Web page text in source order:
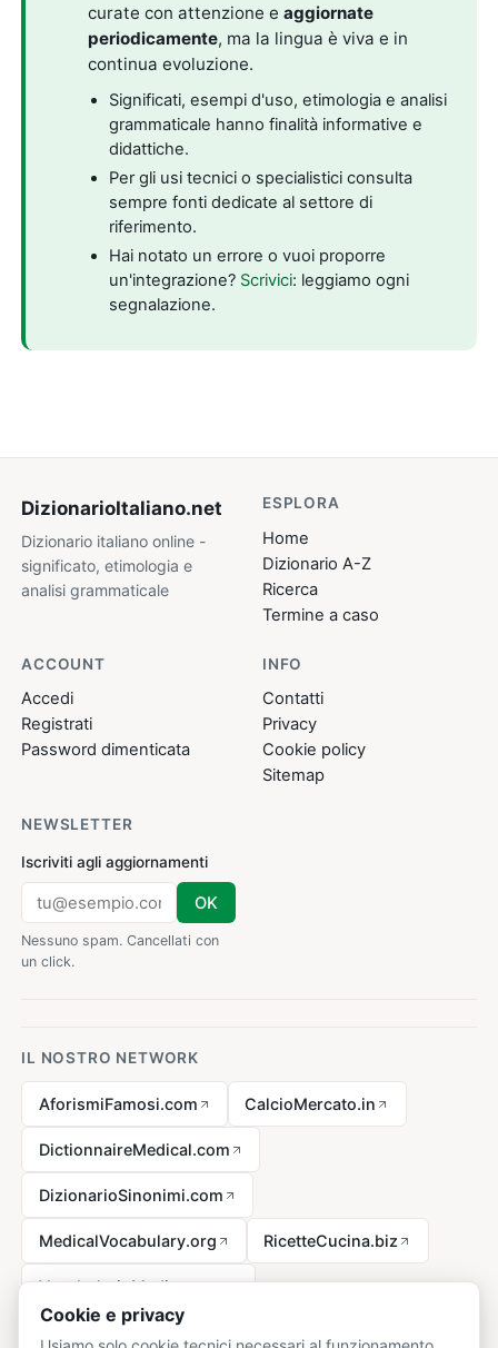
curate con attenzione eaggiornate
periodicamente, ma la lingua è viva e in
continua evoluzione.
Significati, esempi d'uso, etimologia e analisi
grammaticale hanno finalità informative e
didattiche.
Per gli usi tecnici o specialistici consulta
sempre fonti dedicate al settore di
riferimento.
Hai notato un errore o vuoi proporre
un'integrazione? Scrivici: leggiamo ogni
segnalazione.
DizionarioItaliano.net
Dizionario italiano online -
significato, etimologia e
analisi grammaticale
ESPLORA
Home
Dizionario A-Z
Ricerca
Termine a caso
ACCOUNT
Accedi
Registrati
Password dimenticata
INFO
Contatti
Privacy
Cookie policy
Sitemap
NEWSLETTER
Iscriviti agli aggiornamenti
OK
Nessuno spam. Cancellati con
un click.
IL NOSTRO NETWORK
AforismiFamosi.com CalcioMercato.in
DictionnaireMedical.com
DizionarioSinonimi.com
MedicalVocabulary.org RicetteCucina.biz
VocabolarioMedico.com
Cookie e privacy